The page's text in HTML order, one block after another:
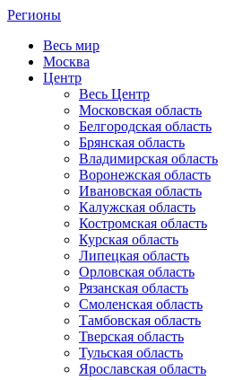
Регионы
Весь мир
Москва
Центр
Весь Центр
Московская область
Белгородская область
Брянская область
Владимирская область
Воронежская область
Ивановская область
Калужская область
Костромская область
Курская область
Липецкая область
Орловская область
Рязанская область
Смоленская область
Тамбовская область
Тверская область
Тульская область
Ярославская область